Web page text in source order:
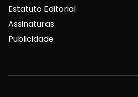
Estatuto Editorial
Assinaturas
Publicidade